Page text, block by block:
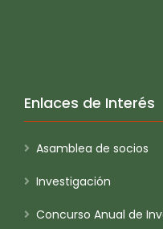
Enlaces de Interés
Asamblea de socios
Investigación
Concurso Anual de